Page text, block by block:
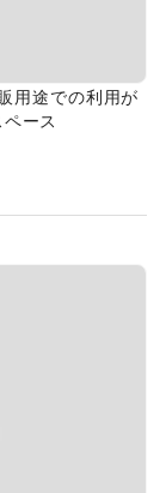
用途での利用が
ース